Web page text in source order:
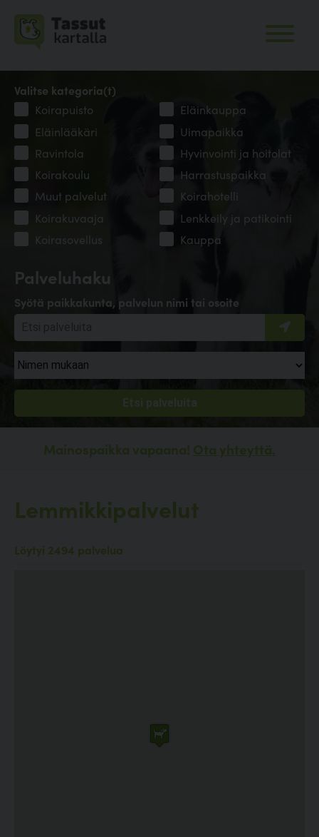
Palveluhaku
Syötä paikkakunta, palvelun nimi tai osoite
Valitse kategoria(t)
Koirapuisto
Eläinkauppa
Eläinlääkäri
Uimapaikka
Ravintola
Hyvinvointi ja hoitolat
Koirakoulu
Harrastuspaikka
Muut palvelut
Koirahotelli
Koirakuvaaja
Lenkkeily ja patikointi
Koirasovellus
Kauppa
Mainospaikka vapaana! Ota yhteyttä.
Lemmikkipalvelut
Löytyi 2494 palvelua